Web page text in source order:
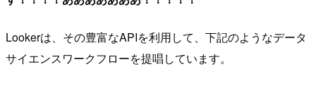
Lookerは、その豊富なAPIを利用して、下記のようなデータ
サイエンスワークフローを提唱しています。